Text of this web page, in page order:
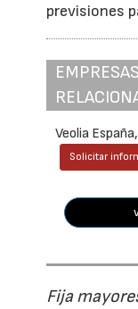
previsiones
Veolia
Solicitar
Fija